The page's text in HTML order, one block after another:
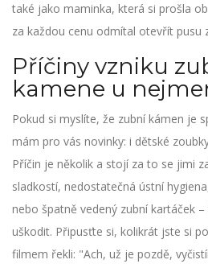
také jako maminka, která si prošla
za každou cenu odmítal otevřít pusu
Příčiny vzniku
kamene u
Pokud si myslíte, že zubní kámen je
mám pro vás novinky: i dětské
Příčin je několik a stojí za to se jimi
sladkostí, nedostatečná ústní
nebo špatně vedený zubní kartáček
uškodit. Připusťte si, kolikrát jste si
filmem řekli: "Ach, už je pozdě,